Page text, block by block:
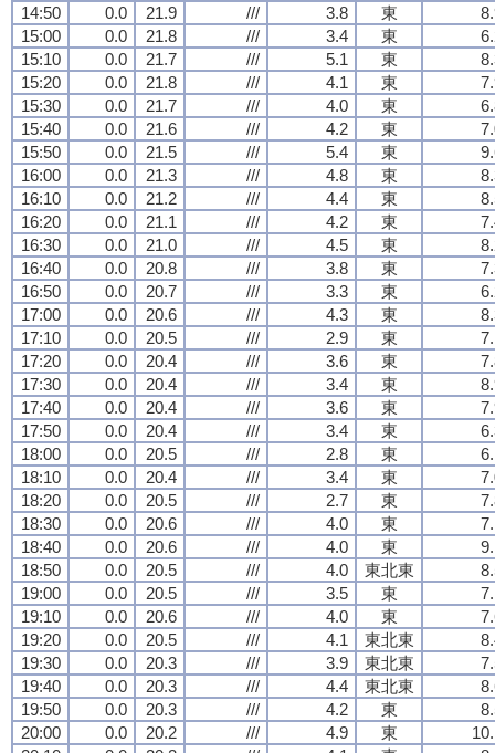
14:50 0.0 21.9 /// 3.8 東
15:00
0.0 21.8 /// 3.4 東
15:10
0.0 21.7 /// 5.1 東
15:20
0.0 21.8 /// 4.1 東
15:30
0.0 21.7 /// 4.0 東
15:40
0.0 21.6 /// 4.2 東
15:50
0.0 21.5 /// 5.4 東
16:00
0.0 21.3 /// 4.8 東
16:10
0.0 21.2 /// 4.4 東
16:20
0.0 21.1 /// 4.2 東
16:30
0.0 21.0 /// 4.5 東
16:40
0.0 20.8 /// 3.8 東
16:50
0.0 20.7 /// 3.3 東
17:00
0.0 20.6 /// 4.3 東
17:10
0.0 20.5 /// 2.9 東
17:20
0.0 20.4 /// 3.6 東
17:30
0.0 20.4 /// 3.4 東
17:40
0.0 20.4 /// 3.6 東
17:50
0.0 20.4 /// 3.4 東
18:00
0.0 20.5 /// 2.8 東
18:10
0.0 20.4 /// 3.4 東
18:20
0.0 20.5 /// 2.7 東
18:30
0.0 20.6 /// 4.0 東
18:40
0.0 20.6 /// 4.0 東
18:50
0.0 20.5 /// 4.0 東北東
19:00
0.0 20.5 /// 3.5 東
19:10
0.0 20.6 /// 4.0 東
19:20
0.0 20.5 /// 4.1 東北東
19:30
0.0 20.3 /// 3.9 東北東
19:40
0.0 20.3 /// 4.4 東北東
19:50
0.0 20.3 /// 4.2 東
20:00
0.0 20.2 /// 4.9 東